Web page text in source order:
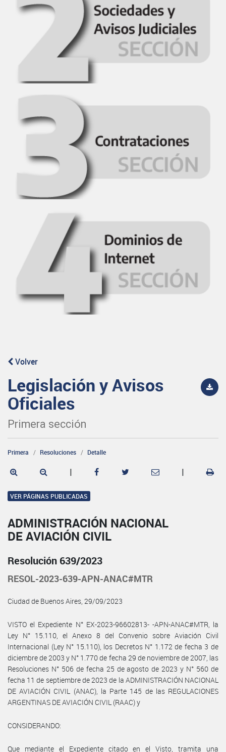
Volver
Legislación y Avisos
Oficiales
Primera sección
Primera Resoluciones Detalle
| |
VER PÁGINAS PUBLICADAS
ADMINISTRACIÓN NACIONAL
DE AVIACIÓN CIVIL
Resolución 639/2023
RESOL-2023-639-APN-ANAC#MTR
Ciudad de Buenos Aires, 29/09/2023
VISTO el Expediente N° EX-2023-96602813- -APN-ANAC#MTR, la
Ley N° 15.110, el Anexo 8 del Convenio sobre Aviación Civil
Internacional (Ley N° 15.110), los Decretos N° 1.172 de fecha 3 de
diciembre de 2003 y N° 1.770 de fecha 29 de noviembre de 2007, las
Resoluciones N° 506 de fecha 25 de agosto de 2023 y N° 560 de
fecha 11 de septiembre de 2023 de la ADMINISTRACIÓN NACIONAL
DE AVIACIÓN CIVIL (ANAC), la Parte 145 de las REGULACIONES
ARGENTINAS DE AVIACIÓN CIVIL (RAAC) y
CONSIDERANDO:
Que mediante el Expediente citado en el Visto, tramita una